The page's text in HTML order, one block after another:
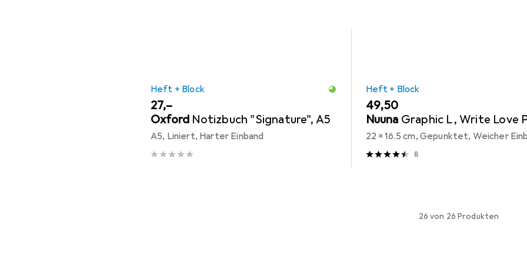
Heft + Block
EUR
27,–
Oxford Notizbuch "Signature", A5
A5, Liniert, Harter Einband
Heft + Block
EUR
49,50
Nuuna Graphic L, Write Love
22 x 16.5 cm, Gepunktet, Weicher
8
26 von 26 Produkten